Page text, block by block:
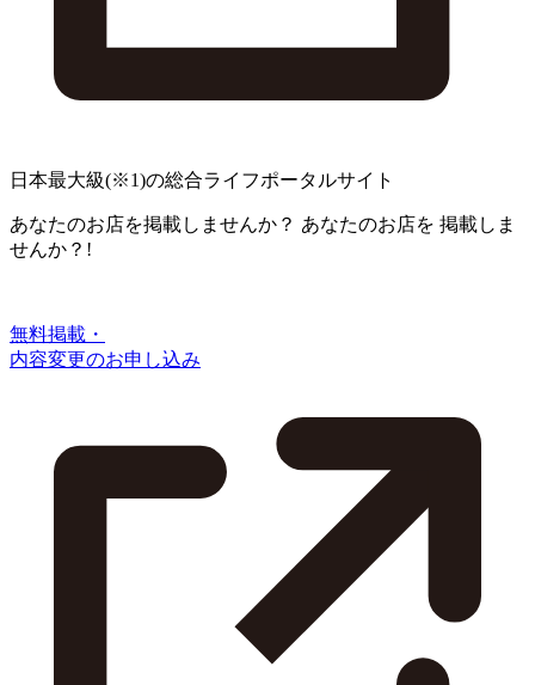
日本最大級(※1)の総合ライフポータルサイト
あなたのお店を掲載しませんか？ あなたのお店を 掲載しま
せんか？!
無料掲載・
内容変更のお申し込み